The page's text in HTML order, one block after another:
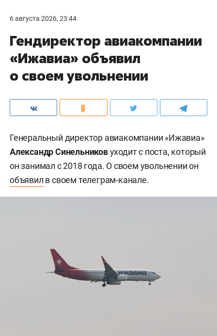
6 августа 2026, 23:44
Гендиректор авиакомпании
«Ижавиа» объявил
о своем увольнении
Генеральный директор авиакомпании «Ижавиа»
Александр Синельниковуходит с поста, который
он занимал с 2018 года. О своем увольнении он
объявил в своем телеграм-канале.